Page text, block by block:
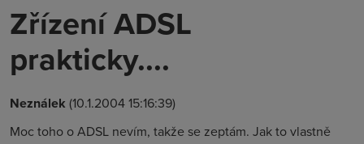
Zřízení ADSL
prakticky....
Neználek (10.1.2004 15:16:39)
Moc toho o ADSL nevím, takže se zeptám. Jak to vlastně